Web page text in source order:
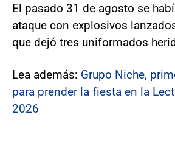
El pasado 31 de agosto se
ataque con explosivos
que dejó tres uniformados
Lea además: Grupo Niche,
para prender la fiesta en la
2026